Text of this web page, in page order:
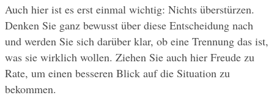
Auch hier ist es erst einmal wichtig: Nichts überstürzen.
Denken Sie ganz bewusst über diese Entscheidung nach
und werden Sie sich darüber klar, ob eine Trennung das ist,
was sie wirklich wollen. Ziehen Sie auch hier Freude zu
Rate, um einen besseren Blick auf die Situation zu
bekommen.